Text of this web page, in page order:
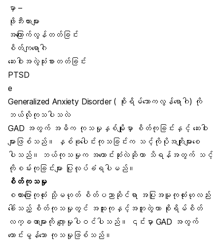
မှာ –
ဖိုးဘီးယားများ
အကြောက်လွန်တတ်ခြင်း
စိတ်ကျရောဂါ
ဆေးဝါးအလွဲသုံးစားတတ်ခြင်း
PTSD
e
Generalized Anxiety Disorder ( စိုးရိမ်သောကလွန်ရောဂါ) ကို
ဘယ်လိုကုသပါသလဲ
GAD အတွက် အဓိက ကုသမှုနှစ်မျိုးမှာ စိတ်ကုခြင်းနှင့် ဆေးဝါး
များဖြစ်သည်။ နှစ်ခုပေါင်းကုသခြင်းက သင့်ကိုပိုအကျိုးများစေ
ပါသည်။ ဘယ်ကုသမှုက အကောင်းဆုံးလဲဆိုတာ သိရန်အတွက် သင့်
ကိုစမ်းကုခြင်းများ ပြုလုပ်ခံရပါမည်။
စိတ်ကုသမှု
စကားပြောကုထုံး သို့မဟုတ် စိတ်ပညာဆိုင်ရာ အပြုအမူကုထုံးဟုလည်း
ခေါ်သည့် စိတ်ကုသမှုတွင် အထူးကုနှင့်အတူတွဲကာ စိုးရိမ်စိတ်
လက္ခဏာများကို လျော့မှုပါဝင်ပါသည်။ ၎င်းမှာ GAD အတွက်
ကောင်းမွန်သော ကုသမှုဖြစ်သည်။